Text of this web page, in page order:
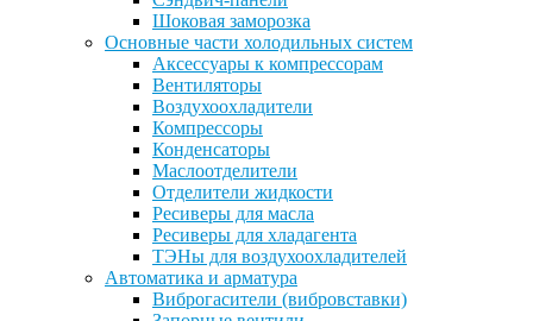
Шоковая заморозка
Основные части холодильных систем
Аксессуары к компрессорам
Вентиляторы
Воздухоохладители
Компрессоры
Конденсаторы
Маслоотделители
Отделители жидкости
Ресиверы для масла
Ресиверы для хладагента
ТЭНы для воздухоохладителей
Автоматика и арматура
Виброгасители (вибровставки)